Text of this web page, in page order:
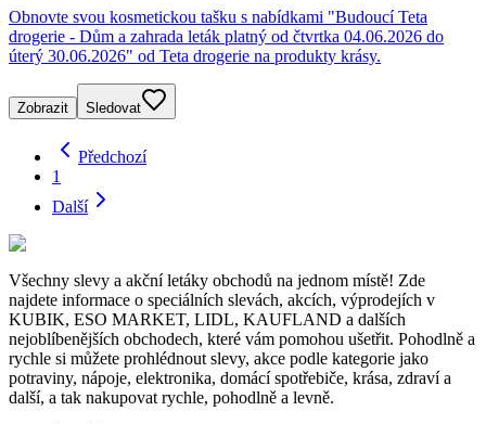
Obnovte svou kosmetickou tašku s nabídkami "Budoucí Teta
drogerie - Dům a zahrada leták platný od čtvrtka 04.06.2026 do
úterý 30.06.2026" od Teta drogerie na produkty krásy.
Zobrazit Sledovat
Předchozí
1
Další
Všechny slevy a akční letáky obchodů na jednom místě! Zde
najdete informace o speciálních slevách, akcích, výprodejích v
KUBIK, ESO MARKET, LIDL, KAUFLAND a dalších
nejoblíbenějších obchodech, které vám pomohou ušetřit. Pohodlně a
rychle si můžete prohlédnout slevy, akce podle kategorie jako
potraviny, nápoje, elektronika, domácí spotřebiče, krása, zdraví a
další, a tak nakupovat rychle, pohodlně a levně.